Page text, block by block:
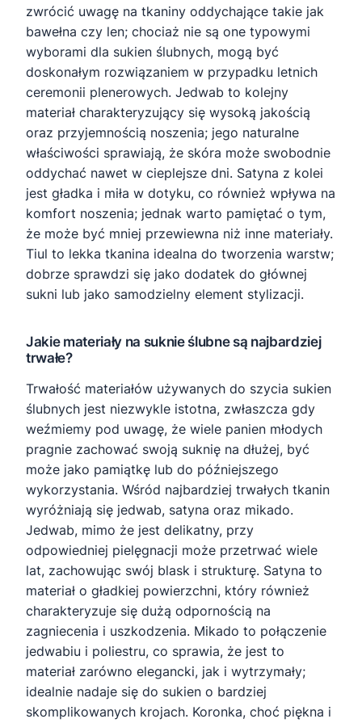
zwrócić uwagę na tkaniny oddychające takie jak
bawełna czy len; chociaż nie są one typowymi
wyborami dla sukien ślubnych, mogą być
doskonałym rozwiązaniem w przypadku letnich
ceremonii plenerowych. Jedwab to kolejny
materiał charakteryzujący się wysoką jakością
oraz przyjemnością noszenia; jego naturalne
właściwości sprawiają, że skóra może swobodnie
oddychać nawet w cieplejsze dni. Satyna z kolei
jest gładka i miła w dotyku, co również wpływa na
komfort noszenia; jednak warto pamiętać o tym,
że może być mniej przewiewna niż inne materiały.
Tiul to lekka tkanina idealna do tworzenia warstw;
dobrze sprawdzi się jako dodatek do głównej
sukni lub jako samodzielny element stylizacji.
Jakie materiały na suknie ślubne są najbardziej
trwałe?
Trwałość materiałów używanych do szycia sukien
ślubnych jest niezwykle istotna, zwłaszcza gdy
weźmiemy pod uwagę, że wiele panien młodych
pragnie zachować swoją suknię na dłużej, być
może jako pamiątkę lub do późniejszego
wykorzystania. Wśród najbardziej trwałych tkanin
wyróżniają się jedwab, satyna oraz mikado.
Jedwab, mimo że jest delikatny, przy
odpowiedniej pielęgnacji może przetrwać wiele
lat, zachowując swój blask i strukturę. Satyna to
materiał o gładkiej powierzchni, który również
charakteryzuje się dużą odpornością na
zagniecenia i uszkodzenia. Mikado to połączenie
jedwabiu i poliestru, co sprawia, że jest to
materiał zarówno elegancki, jak i wytrzymały;
idealnie nadaje się do sukien o bardziej
skomplikowanych krojach. Koronka, choć piękna i